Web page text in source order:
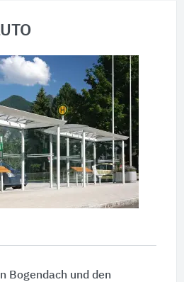
Bogendach und den